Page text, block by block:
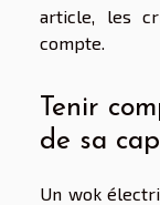
article, les
compte.
Tenir
de sa
Un wok